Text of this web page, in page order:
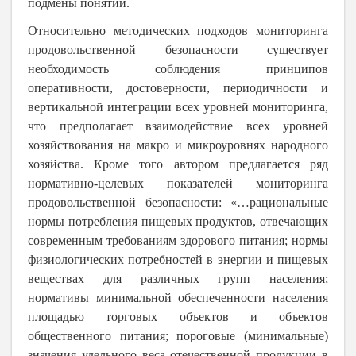
подмены понятий.
Относительно методических подходов мониторинга
продовольственной безопасности существует
необходимость соблюдения принципов
оперативности, достоверности, периодичности и
вертикальной интеграции всех уровней мониторинга,
что предполагает взаимодействие всех уровней
хозяйствования на макро и микроуровнях народного
хозяйства. Кроме того автором предлагается ряд
нормативно-целевых показателей мониторинга
продовольственной безопасности: «…рациональные
нормы потребления пищевых продуктов, отвечающих
современным требованиям здорового питания; нормы
физиологических потребностей в энергии и пищевых
веществах для различных групп населения;
нормативы минимальной обеспеченности населения
площадью торговых объектов и объектов
общественного питания; пороговые (минимальные)